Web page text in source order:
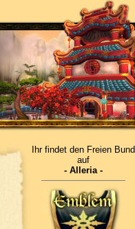
Ihr findet den Freien Bund
auf
- Alleria -